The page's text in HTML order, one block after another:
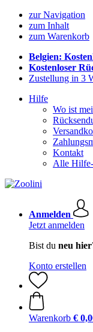
zur Navigation
zum Inhalt
zum Warenkorb
Belgien:
Kostenloser
Zustellung in 3
Hilfe
Wo ist
Kontakt
Alle
Anmelden
Jetzt anmelden
Bist du neu
Konto erstellen
Warenkorb €